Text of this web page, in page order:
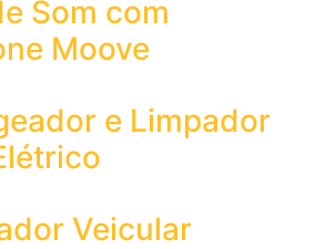
Som com
Moove
e Limpador
Veicular